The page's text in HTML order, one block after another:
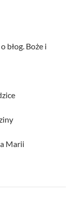
błog. Boże i
Marii